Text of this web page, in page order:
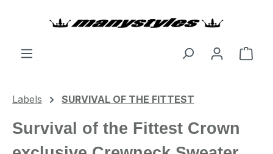
Labels SURVIVAL OF THE FITTEST
Survival of the Fittest Crown